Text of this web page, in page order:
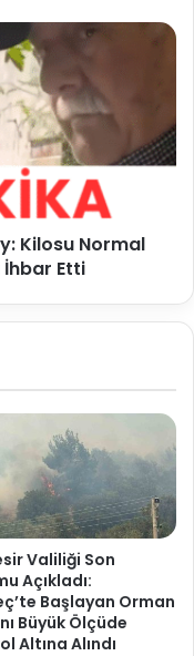
Kilosu Normal
İhbar Etti
Valiliği Son
Açıkladı:
Başlayan Orman
Büyük Ölçüde
Altına Alındı